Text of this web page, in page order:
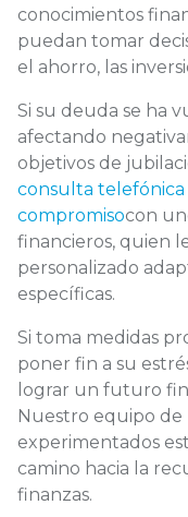
conocimientos
puedan tomar
el ahorro, las
Si su deuda se ha
afectando
objetivos de
consulta telefónica
compromisocon
financieros, quien
personalizado
específicas.
Si toma medidas
poner fin a su
lograr un futuro
Nuestro equipo de
experimentados
camino hacia la
finanzas.